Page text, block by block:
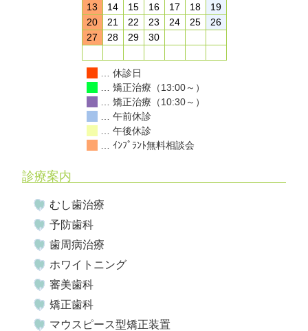
13
14 15 16 17 18
19
20
21 22 23 24 25
26
27
28 29 30
… 休診日
… 矯正治療（13:00～）
… 矯正治療（10:30～）
… 午前休診
… 午後休診
… ｲﾝﾌﾟﾗﾝﾄ無料相談会
診療案内
むし歯治療
予防歯科
歯周病治療
ホワイトニング
審美歯科
矯正歯科
マウスピース型矯正装置